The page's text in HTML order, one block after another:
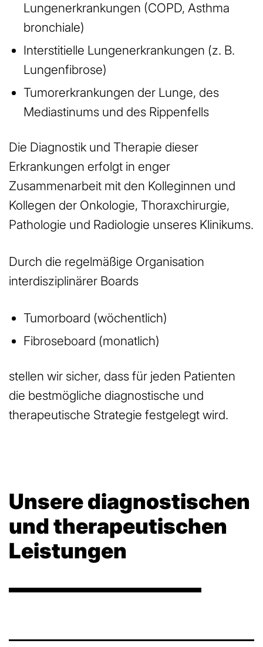
Lungenerkrankungen (COPD, Asthma
bronchiale)
Interstitielle Lungenerkrankungen (z. B.
Lungenfibrose)
Tumorerkrankungen der Lunge, des
Mediastinums und des Rippenfells
Die Diagnostik und Therapie dieser
Erkrankungen erfolgt in enger
Zusammenarbeit mit den Kolleginnen und
Kollegen der Onkologie, Thoraxchirurgie,
Pathologie und Radiologie unseres Klinikums.
Durch die regelmäßige Organisation
interdisziplinärer Boards
Tumorboard (wöchentlich)
Fibroseboard (monatlich)
stellen wir sicher, dass für jeden Patienten
die bestmögliche diagnostische und
therapeutische Strategie festgelegt wird.
Unsere diagnostischen
und therapeutischen
Leistungen